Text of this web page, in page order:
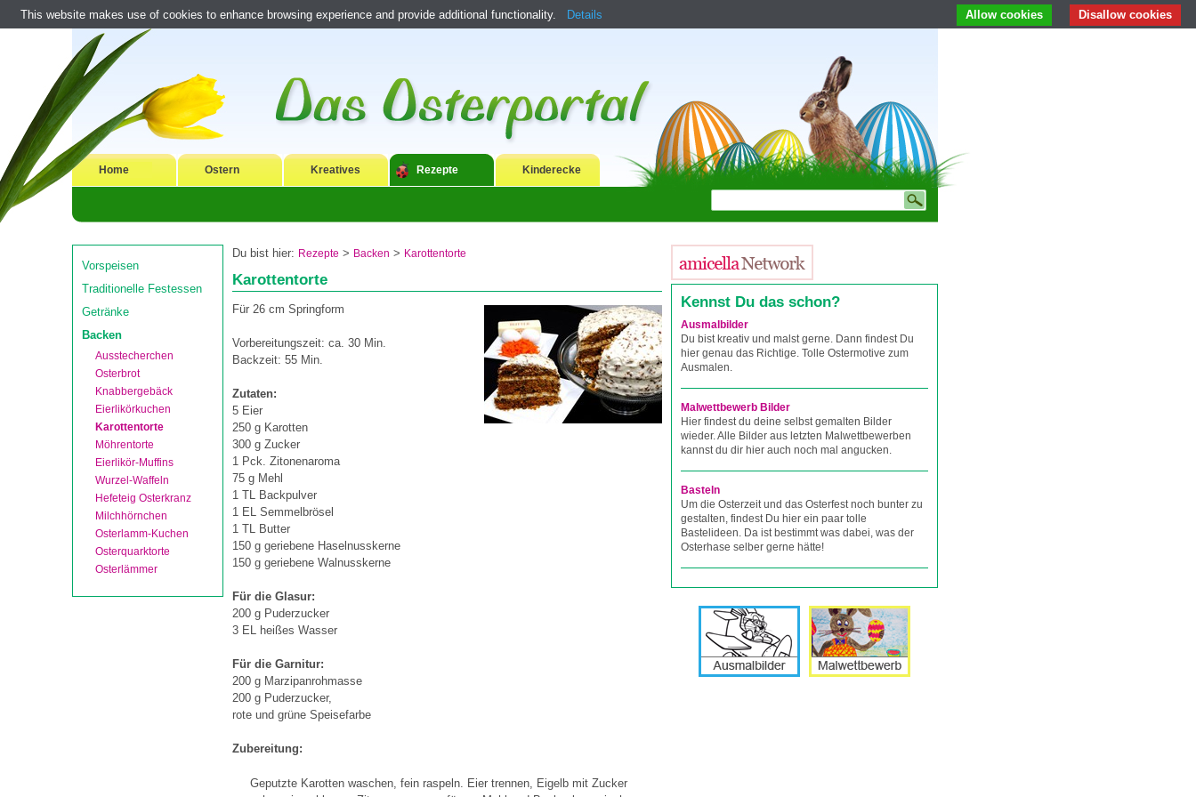
Home Ostern Kreatives Rezepte Kinderecke
Vorspeisen
Traditionelle Festessen
Getränke
Backen
Ausstecherchen
Osterbrot
Knabbergebäck
Eierlikörkuchen
Karottentorte
Möhrentorte
Eierlikör-Muffins
Wurzel-Waffeln
Hefeteig Osterkranz
Milchhörnchen
Osterlamm-Kuchen
Osterquarktorte
Osterlämmer
Du bist hier: Rezepte > Backen > Karottentorte
Karottentorte
Für 26 cm Springform
Vorbereitungszeit: ca. 30 Min.
Backzeit: 55 Min.
Zutaten:
5 Eier
250 g Karotten
300 g Zucker
1 Pck. Zitonenaroma
75 g Mehl
1 TL Backpulver
1 EL Semmelbrösel
1 TL Butter
150 g geriebene Haselnusskerne
150 g geriebene Walnusskerne
Für die Glasur:
200 g Puderzucker
3 EL heißes Wasser
Für die Garnitur:
200 g Marzipanrohmasse
200 g Puderzucker,
rote und grüne Speisefarbe
Zubereitung:
Geputzte Karotten waschen, fein raspeln. Eier trennen, Eigelb mit Zucker
Kennst Du das schon?
Ausmalbilder
Du bist kreativ und malst gerne. Dann findest Du
hier genau das Richtige. Tolle Ostermotive zum
Ausmalen.
Malwettbewerb Bilder
Hier findest du deine selbst gemalten Bilder
wieder. Alle Bilder aus letzten Malwettbewerben
kannst du dir hier auch noch mal angucken.
Basteln
Um die Osterzeit und das Osterfest noch bunter zu
gestalten, findest Du hier ein paar tolle
Bastelideen. Da ist bestimmt was dabei, was der
Osterhase selber gerne hätte!
This website makes use of cookies to enhance browsing experience and provide additional functionality. Details Disallow cookies
Allow cookies